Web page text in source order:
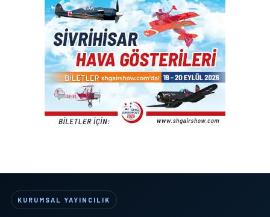
KURUMSAL YAYINCILIK